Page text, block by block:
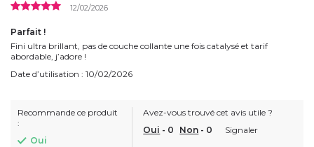
12/02/2026
Parfait !
Fini ultra brillant, pas de couche collante une fois catalysé et tarif
abordable, j’adore !
Date d’utilisation : 10/02/2026
Recommande ce produit
:
Oui
Avez-vous trouvé cet avis utile ?
Oui - 0 Non - 0 Signaler